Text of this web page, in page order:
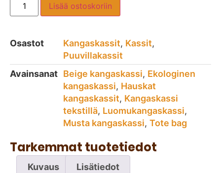
Lisää ostoskoriin
Osastot Kangaskassit, Kassit,
Puuvillakassit
Avainsanat Beige kangaskassi, Ekologinen
kangaskassi, Hauskat
kangaskassit, Kangaskassi
tekstillä, Luomukangaskassi,
Musta kangaskassi, Tote bag
Tarkemmat tuotetiedot
Kuvaus Lisätiedot